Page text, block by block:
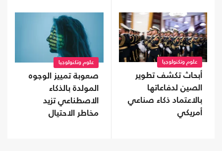
علوم وتكنولوجيا
أبحاث تكشف تطوير
الصين لدفاعاتها
بالاعتماد ذكاء صناعي
أمريكي
علوم وتكنولوجيا
صعوبة تمييز الوجوه
المولدة بالذكاء
الاصطناعي تزيد
مخاطر الاحتيال